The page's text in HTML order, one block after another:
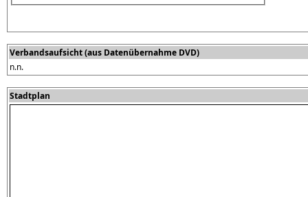
Verbandsaufsicht (aus Datenübernahme DVD)
n.n.
Stadtplan